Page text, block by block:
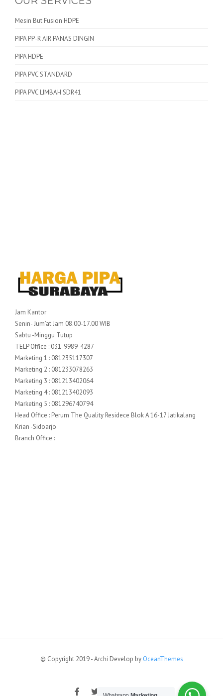
Mesin But Fusion HDPE
PIPA PP-R AIR PANAS DINGIN
PIPA HDPE
PIPA PVC STANDARD
PIPA PVC LIMBAH SDR41
Jam Kantor
Senin- Jum’at Jam 08.00-17.00 WIB
Sabtu -Minggu Tutup
TELP Office : 031-9989-4287
Marketing 1 : 081235117307
Marketing 2 : 081233078263
Marketing 3 : 081213402064
Marketing 4 : 081213402093
Marketing 5 : 081296740794
Head Office : Perum The Quality Residece Blok A 16-17 Jatikalang
Krian -Sidoarjo
Branch Office :
© Copyright 2019 - Archi Develop by OceanThemes